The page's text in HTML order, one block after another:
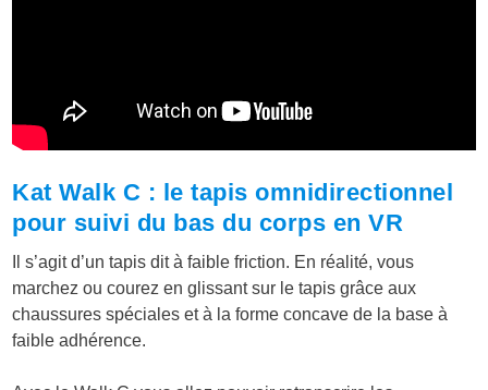
Kat Walk C : le tapis omnidirectionnel
pour suivi du bas du corps en VR
Il s’agit d’un tapis dit à faible friction. En réalité, vous
marchez ou courez en glissant sur le tapis grâce aux
chaussures spéciales et à la forme concave de la base à
faible adhérence.